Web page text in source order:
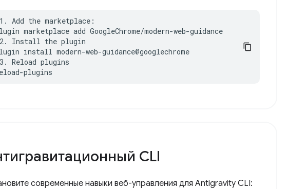
Add the marketplace:
marketplace add GoogleChrome/modern-web-guidance
Install the plugin
install modern-web-guidance@googlechrome
Reload plugins
plugins
CLI
современные навыки веб-управления для Antigravity CLI: